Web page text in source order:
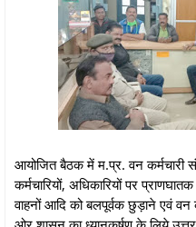
आयोजित बैठक में म.प्र. वन कर्मचारी
कर्मचारियों, अधिकारियों पर
वाहनों आदि को बलपूर्वक छुड़ाने एवं वन